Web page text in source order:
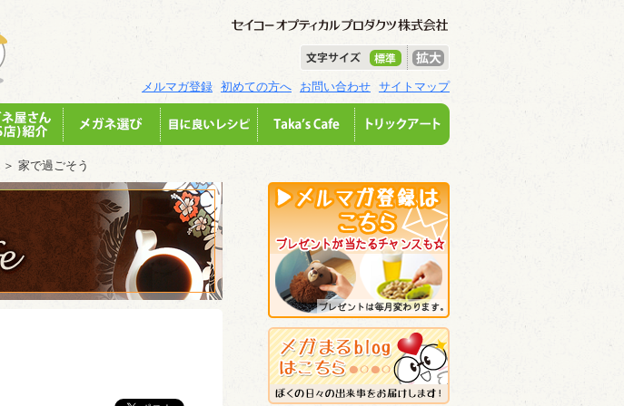
メルマガ登録 初めての方へ お問い合わせ サイトマップ
＞ 家で過ごそう